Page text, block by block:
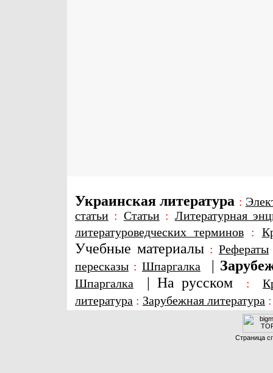
Украинская литература :
статьи : Статьи: Литературная
литературоведческих терминов:
Учебные материалы : Рефераты
пересказы : Шпаргалка |
Шпаргалка | На русском :
литература : Зарубежная литература
Страница